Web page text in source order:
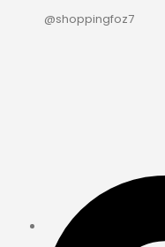
@shoppingfoz7